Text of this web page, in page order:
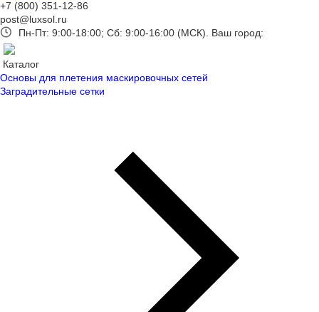
+7 (800) 351-12-86
post@luxsol.ru
Пн-Пт: 9:00-18:00; Сб: 9:00-16:00 (МСК). Ваш город:
Каталог
Основы для плетения маскировочных сетей
Заградительные сетки